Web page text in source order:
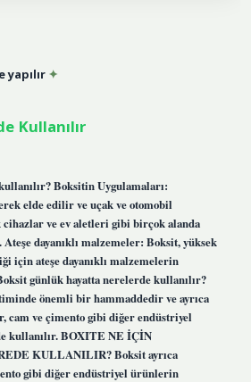
Kullanılır
Boksitin Uygulamaları:
elde edilir ve uçak ve otomobil
ve ev aletleri gibi birçok alanda
Ateşe dayanıklı malzemeler: Boksit, yüksek
için ateşe dayanıklı malzemelerin
günlük hayatta nerelerde kullanılır?
önemli bir hammaddedir ve ayrıca
ve çimento gibi diğer endüstriyel
kullanılır. BOXITE NE İÇİN
KULLANILIR? Boksit ayrıca
gibi diğer endüstriyel ürünlerin